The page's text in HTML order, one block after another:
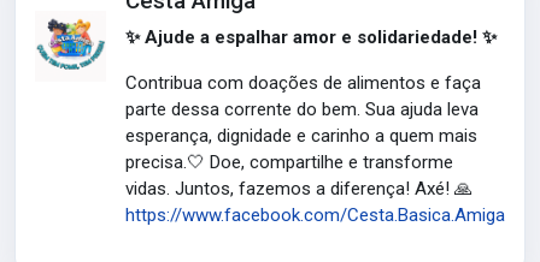
✨ Ajude a espalhar amor e solidariedade! ✨
Contribua com doações de alimentos e faça
parte dessa corrente do bem. Sua ajuda leva
esperança, dignidade e carinho a quem mais
precisa.🤍 Doe, compartilhe e transforme
vidas. Juntos, fazemos a diferença! Axé! 🙏
https://www.facebook.com/Cesta.Basica.Amiga